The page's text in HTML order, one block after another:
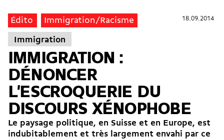
18.09.2014
Édito Immigration/Racisme 18.09.2014
Immigration
IMMIGRATION :
DÉNONCER
L'ESCROQUERIE DU
DISCOURS XÉNOPHOBE
Le paysage politique, en Suisse et en Europe, est
indubitablement et très largement envahi par ce